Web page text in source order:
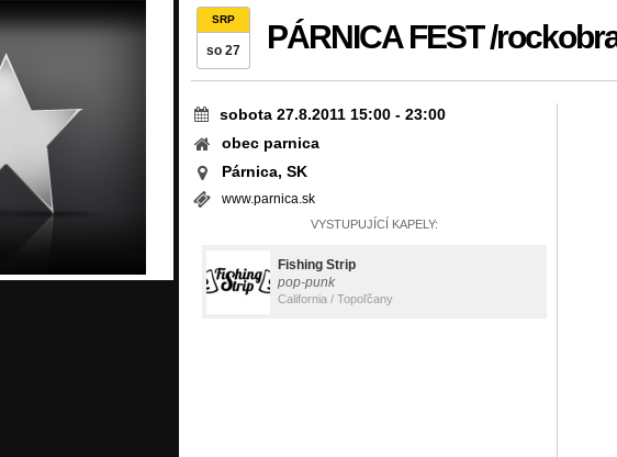
SRP
so 27 PÁRNICA FEST /
sobota 27.8.2011 15:00 - 23:00
obec parnica
Párnica, SK
www.parnica.sk
VYSTUPUJÍCÍ KAPELY:
Fishing Strip
pop-punk
California / Topoľčany